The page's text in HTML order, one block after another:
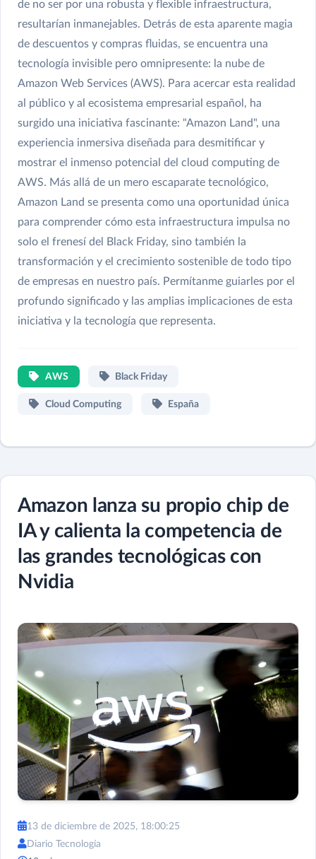
de no ser por una robusta y flexible infraestructura,
resultarían inmanejables. Detrás de esta aparente magia
de descuentos y compras fluidas, se encuentra una
tecnología invisible pero omnipresente: la nube de
Amazon Web Services (AWS). Para acercar esta realidad
al público y al ecosistema empresarial español, ha
surgido una iniciativa fascinante: "Amazon Land", una
experiencia inmersiva diseñada para desmitificar y
mostrar el inmenso potencial del cloud computing de
AWS. Más allá de un mero escaparate tecnológico,
Amazon Land se presenta como una oportunidad única
para comprender cómo esta infraestructura impulsa no
solo el frenesí del Black Friday, sino también la
transformación y el crecimiento sostenible de todo tipo
de empresas en nuestro país. Permítanme guiarles por el
profundo significado y las amplias implicaciones de esta
iniciativa y la tecnología que representa.
AWS Black Friday
Cloud Computing España
Amazon lanza su propio chip de
IA y calienta la competencia de
las grandes tecnológicas con
Nvidia
13 de diciembre de 2025, 18:00:25
Diario Tecnología